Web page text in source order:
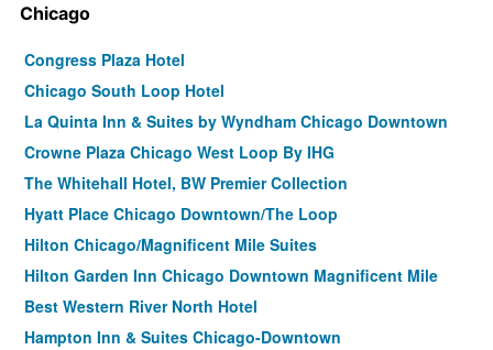
Chicago
Congress Plaza Hotel
Chicago South Loop Hotel
La Quinta Inn & Suites by Wyndham Chicago Downtown
Crowne Plaza Chicago West Loop By IHG
The Whitehall Hotel, BW Premier Collection
Hyatt Place Chicago Downtown/The Loop
Hilton Chicago/Magnificent Mile Suites
Hilton Garden Inn Chicago Downtown Magnificent Mile
Best Western River North Hotel
Hampton Inn & Suites Chicago-Downtown